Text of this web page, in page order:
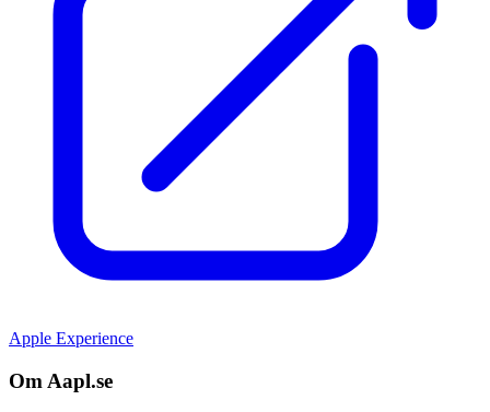
Apple Experience
Om Aapl.se